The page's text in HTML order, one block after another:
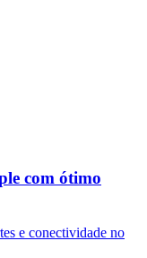
com ótimo
e conectividade no